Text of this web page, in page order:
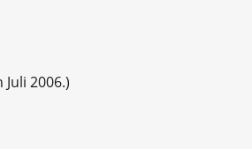
2006.)